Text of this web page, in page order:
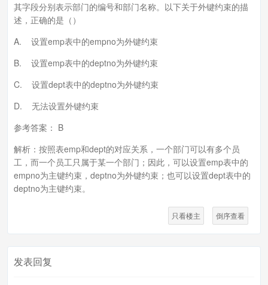
其字段分别表示部门的编号和部门名称。以下关于外键约束的描
述，正确的是（）
A. 设置emp表中的empno为外键约束
B. 设置emp表中的deptno为外键约束
C. 设置dept表中的deptno为外键约束
D. 无法设置外键约束
参考答案： B
解析：按照表emp和dept的对应关系，一个部门可以有多个员
工，而一个员工只属于某一个部门；因此，可以设置emp表中的
empno为主键约束，deptno为外键约束；也可以设置dept表中的
deptno为主键约束。
只看楼主 倒序查看
发表回复